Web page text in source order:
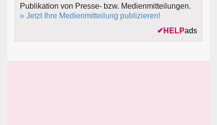
Publikation von Presse- bzw. Medienmitteilungen.
» Jetzt Ihre Medienmitteilung publizieren!
✔ HELPads